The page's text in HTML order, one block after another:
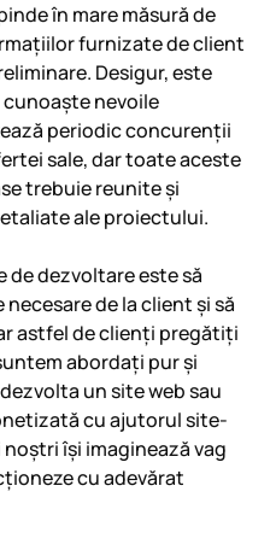
în mare măsură de
furnizate de client
Desigur, este
nevoile
periodic concurenții
sale, dar toate aceste
trebuie reunite și
ale proiectului.
de dezvoltare este să
de la client și să
astfel de clienți pregătiți
abordați pur și
un site web sau
cu ajutorul site-
își imaginează vag
cu adevărat